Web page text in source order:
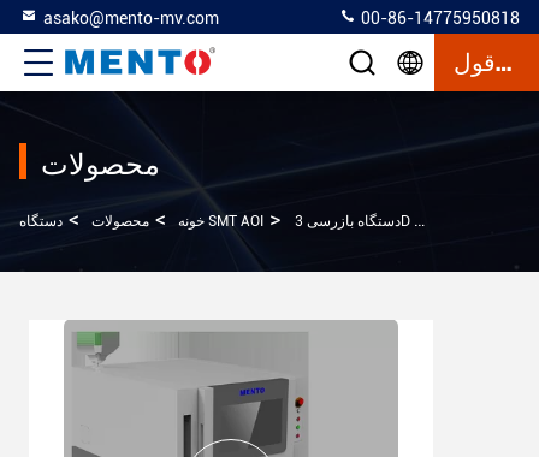
asako@mento-mv.com 00-86-14775950818
نقل قول
محصولات
خونه > محصولات > دستگاه SMT AOI >